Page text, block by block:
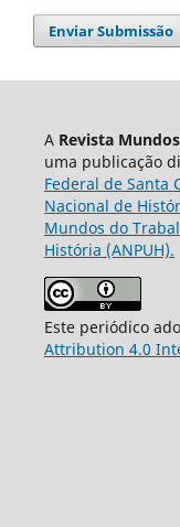
Enviar Submissão
A Revista
uma publicação
Federal de Santa
Nacional de
Mundos do
História (ANPUH).
Este periódico
Attribution 4.0